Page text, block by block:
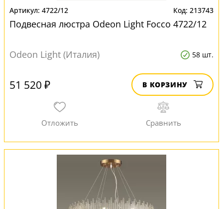
4722/12 213743
Подвесная люстра Odeon Light Focco 4722/12
Odeon Light (Италия) 58 шт.
51 520 ₽ В КОРЗИНУ